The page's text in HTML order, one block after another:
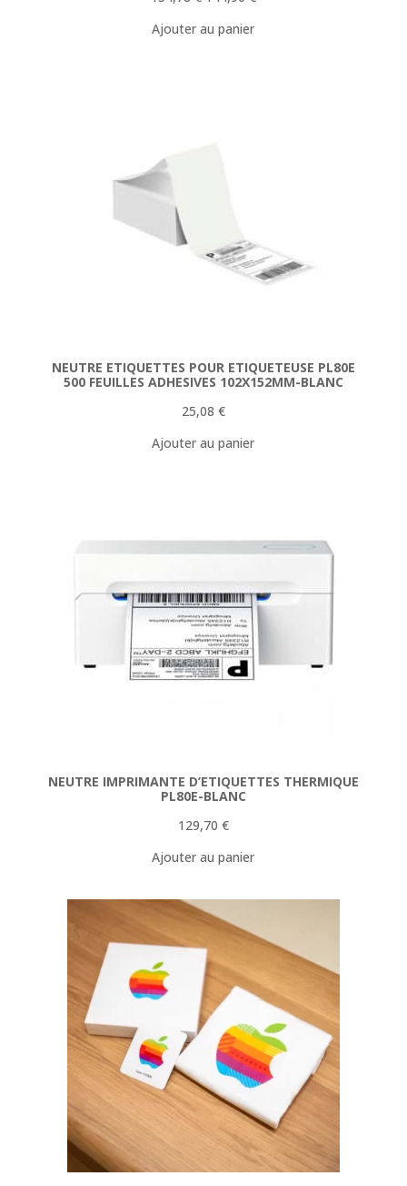
initial
Ajouter au panier
NEUTRE ETIQUETTES POUR ETIQUETEUSE PL80E
500 FEUILLES ADHESIVES 102X152MM-BLANC
25,08 €
Ajouter au panier
NEUTRE IMPRIMANTE D’ETIQUETTES THERMIQUE
PL80E-BLANC
129,70 €
Ajouter au panier